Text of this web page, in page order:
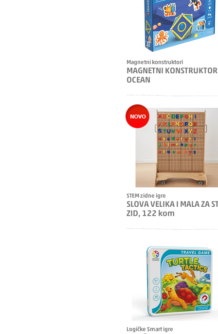
Magnetni konstruktori
MAGNETNI KONSTRUKTOR
OCEAN
STEM zidne igre
SLOVA VELIKA I MALA ZA
ZID, 122 kom
Logičke Smart igre